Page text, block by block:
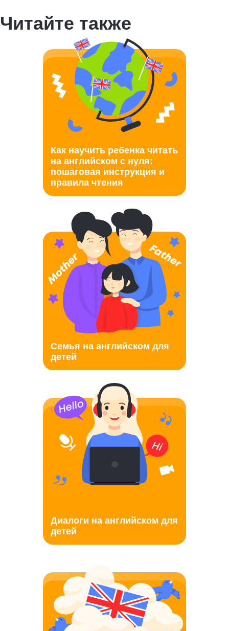
Читайте также
Как научить ребенка читать
на английском с нуля:
пошаговая инструкция и
правила чтения
Семья на английском для
детей
Диалоги на английском для
детей